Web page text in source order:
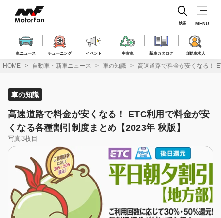
ス
車ニュース チューニング イベント 中古車 新車カタログ 自動車求人
検索 MENU
HOME 自動車・新車ニュース 車の知識 高速道路で料金が安くなる！
車の知識
高速道路で料金が安くなる！ ETC利用で料金が安
くなる各種割引制度まとめ【2023年 秋版】
写真3枚目